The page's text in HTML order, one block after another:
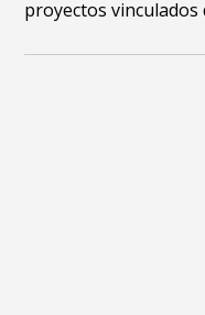
proyectos